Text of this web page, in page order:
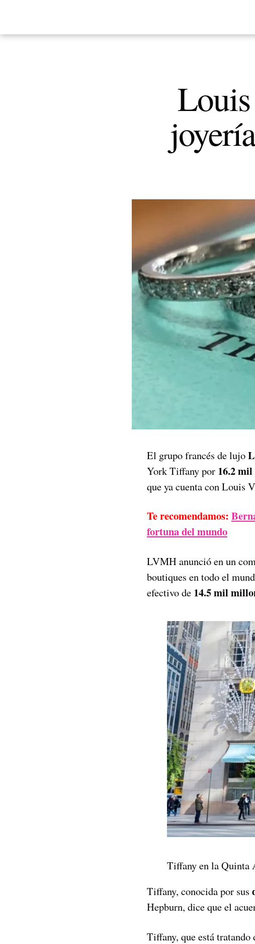
El grupo francés de lujo
York Tiffany por 16.2
que ya cuenta con Louis
Te recomendamos:
fortuna del mundo
LVMH anunció en un
boutiques en todo el
efectivo de 14.5 mil
Tiffany en la Quinta
Tiffany, conocida por sus
Hepburn, dice que el
Tiffany, que está tratando